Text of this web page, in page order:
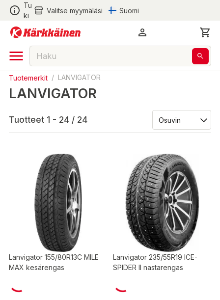
Tu
ki
Valitse myymäläsi Suomi
Tuotemerkit / LANVIGATOR
LANVIGATOR
Tuotteet 1 - 24 / 24
Lanvigator 155/80R13C MILE
MAX kesärengas
Lanvigator 235/55R19 ICE-
SPIDER II nastarengas